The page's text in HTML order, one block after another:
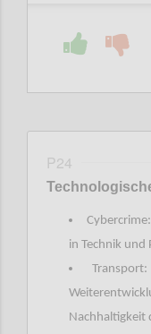
P24
in Technik und
Nachhaltigkeit